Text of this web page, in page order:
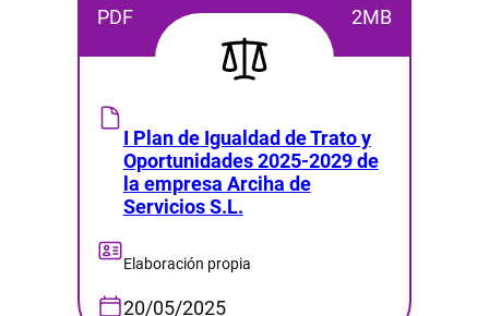
PDF 2MB
I Plan de Igualdad de Trato y
Oportunidades 2025-2029 de
la empresa Arciha de
Servicios S.L.
Elaboración propia
20/05/2025